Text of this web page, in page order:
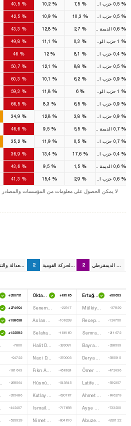
%
40,5 % % % حزب الوطن
%
42,5 % % % حزب السعادة
% % % % الديمقراطي
%
49,8 % % % حزب الوطن
% %
12 % % حزب الوطن
%
50,7 % % % حزب الوطن
% % % % حزب الوطن
% % %
6 % حزب الوطن
%
66,5 % % % حزب الوطن
%
34,9 % % % حزب السعادة
%
46,6 %
9,5 % % الديمقراطي
%
35,2 % % % حزب الحق
%
36,9 % %
17,6 % حزب الوطن
%
43,6 %
9,5 % % الديمقراطي
% % % % حزب السعادة
2 حزب الحركة القومية 2
+350751 Oktay Vural +66165 Ertuğrul Kürkçü +50653
+274694 Senem Kılıç -22317 Mülkiye Birtane -37829
+198638 -109238 Recep Aydemir -124750
+122582 Selahattin Şahin -196160 Semra Uzunok -211672
-7800 -283081 Bayram Ercan -298593
-94722 Naci Düz -370003 -385515
-181643 -456924 -472436
-268564 Hüsnü Gürhan Seçkıner -543845 -559357
-355486 -630767 -646279
-442407 -717688 -733200
-529329 -804610 Abuzer Kılınç -820122